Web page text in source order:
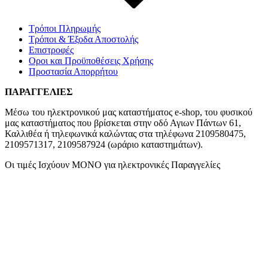
Τρόποι Πληρωμής
Τρόποι & Έξοδα Αποστολής
Επιστροφές
Οροι και Προϋποθέσεις Χρήσης
Προστασία Απορρήτου
ΠΑΡΑΓΓΕΛΙΕΣ
Μέσω του ηλεκτρονικού μας καταστήματος e-shop, του φυσικού
μας καταστήματος που βρίσκεται στην οδό Αγιων Πάντων 61,
Καλλιθέα ή τηλεφωνικά καλώντας στα τηλέφωνα 2109580475,
2109571317, 2109587924 (ωράριο καταστημάτων).
Οι τιμές Ισχύουν ΜΟΝΟ για ηλεκτρονικές Παραγγελίες